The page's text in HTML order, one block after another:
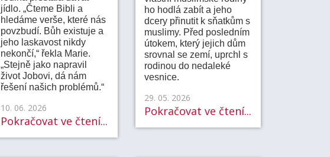
jídlo. „Čteme Bibli a
hledáme verše, které nás
povzbudí. Bůh existuje a
jeho laskavost nikdy
nekončí,“ řekla Marie.
„Stejně jako napravil
život Jobovi, dá nám
řešení našich problémů.“
10. 06. 2026
Pokračovat ve čtení...
ho hodlá zabít a jeho
dcery přinutit k sňatkům s
muslimy. Před posledním
útokem, který jejich dům
srovnal se zemí, uprchl s
rodinou do nedaleké
vesnice.
29. 05. 2026
Pokračovat ve čtení...